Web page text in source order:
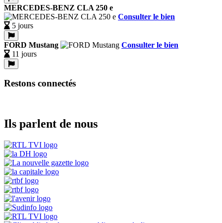
MERCEDES-BENZ CLA 250 e
Consulter le bien
5 jours
FORD Mustang
Consulter le bien
11 jours
Restons connectés
Ils parlent de nous